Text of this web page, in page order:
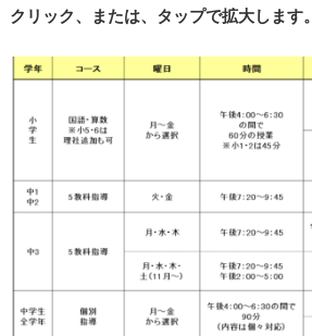
クリック、または、タップで拡大します。